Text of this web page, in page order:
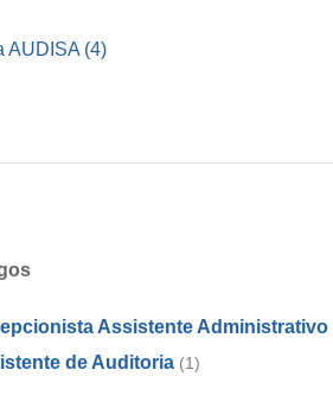
AUDISA (4)
Assistente Administrativo
de Auditoria (1)